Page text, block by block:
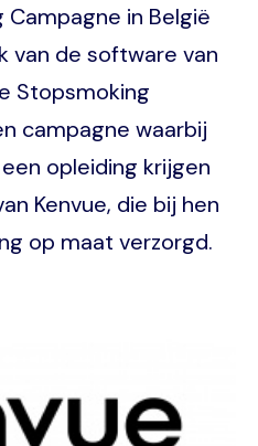
in België
van de software van
Stopsmoking
campagne waarbij
opleiding krijgen
Kenvue, die bij hen
op maat verzorgd.